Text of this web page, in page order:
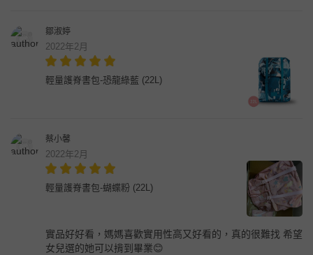
鄒淑婷
2022年2月
輕量護脊書包-恐龍綠藍 (22L)
蔡小馨
2022年2月
輕量護脊書包-蝴蝶粉 (22L)
實品好好看，媽媽喜歡實用性高又好看的，真的很難找 希望
女兒選的她可以揹到畢業😊